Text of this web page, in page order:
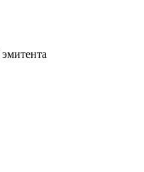
и
Азербайджана